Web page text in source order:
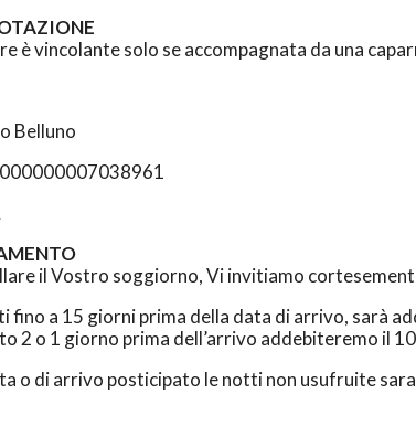
è vincolante solo se accompagnata da una
Belluno
il Vostro soggiorno, Vi invitiamo
fino a 15 giorni prima della data di arrivo, sarà
2 o 1 giorno prima dell’arrivo addebiteremo il
o di arrivo posticipato le notti non usufruite